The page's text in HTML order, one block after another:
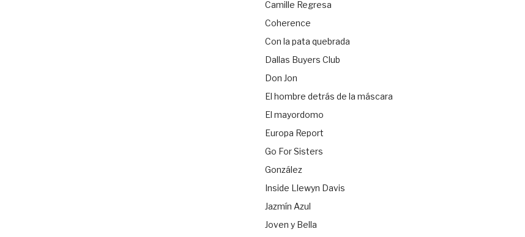
Camille Regresa
Coherence
Con la pata quebrada
Dallas Buyers Club
Don Jon
El hombre detrás de la máscara
El mayordomo
Europa Report
Go For Sisters
González
Inside Llewyn Davis
Jazmín Azul
Joven y Bella